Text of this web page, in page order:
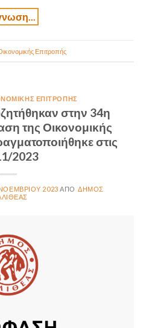
Επιτροπής
ΕΠΙΤΡΟΠΉΣ
στην 34η
της Οικονομικής
στις
2023
2023
ΔΉΜΟΣ